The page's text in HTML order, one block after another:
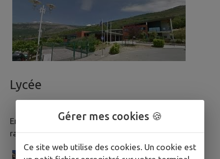
Lycée
En l'état actuel de la carte scolaire, Caussols est
rattaché au Lycée Public Amiral de Grasse à Grasse.
Gérer mes cookies 🍪
Ce site web utilise des cookies. Un cookie est